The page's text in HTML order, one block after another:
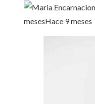
mesesHace 9 meses